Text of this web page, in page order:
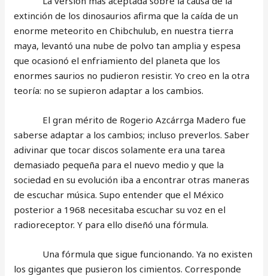
extinción de los dinosaurios afirma que la caída de un
enorme meteorito en Chibchulub, en nuestra tierra
maya, levantó una nube de polvo tan amplia y espesa
que ocasionó el enfriamiento del planeta que los
enormes saurios no pudieron resistir. Yo creo en la otra
teoría: no se supieron adaptar a los cambios.
El gran mérito de Rogerio Azcárrga Madero fue
saberse adaptar a los cambios; incluso preverlos. Saber
adivinar que tocar discos solamente era una tarea
demasiado pequeña para el nuevo medio y que la
sociedad en su evolución iba a encontrar otras maneras
de escuchar música. Supo entender que el México
posterior a 1968 necesitaba escuchar su voz en el
radioreceptor. Y para ello diseñó una fórmula.
Una fórmula que sigue funcionando. Ya no existen
los gigantes que pusieron los cimientos. Corresponde